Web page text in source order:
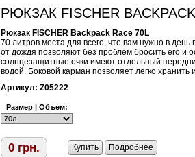
РЮКЗАК FISCHER
Рюкзак FISCHER Backpack Race 70L
70 литров места для всего, что вам нужно в
от дождя позволяют без проблем бросить его и
солнцезащитные очки имеют отдельный
водой. Боковой карман позволяет легко
Артикул: Z05222
Размер | Объем:
0 грн. Купить Подробнее